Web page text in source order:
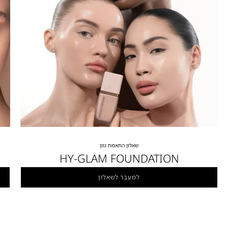
שאלון התאמת גוון
HY-GLAM FOUNDATION
למעבר לשאלון